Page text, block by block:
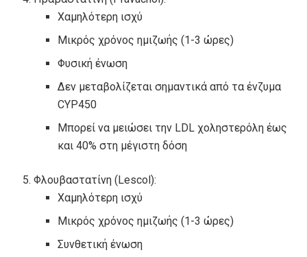
Χαμηλότερη ισχύ
Μικρός χρόνος ημιζωής (1-3 ώρες)
Φυσική ένωση
Δεν μεταβολίζεται σημαντικά από τα ένζυμα
CYP450
Μπορεί να μειώσει την LDL χοληστερόλη έως
και 40% στη μέγιστη δόση
Φλουβαστατίνη (Lescol):
Χαμηλότερη ισχύ
Μικρός χρόνος ημιζωής (1-3 ώρες)
Συνθετική ένωση